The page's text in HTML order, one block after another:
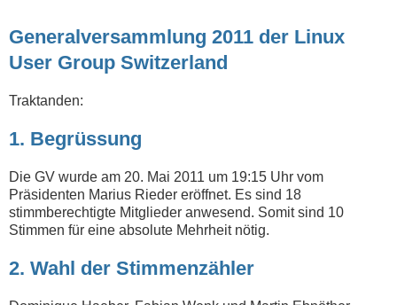
Generalversammlung 2011 der Linux
User Group Switzerland
Traktanden:
1. Begrüssung
Die GV wurde am 20. Mai 2011 um 19:15 Uhr vom
Präsidenten Marius Rieder eröffnet. Es sind 18
stimmberechtigte Mitglieder anwesend. Somit sind 10
Stimmen für eine absolute Mehrheit nötig.
2. Wahl der Stimmenzähler